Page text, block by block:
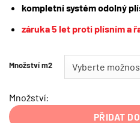
kompletní systémodolný
záruka 5 let proti plísním a
Množství m2
Množství:
PŘIDAT